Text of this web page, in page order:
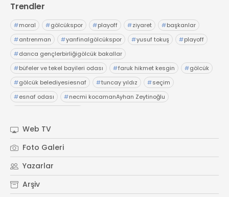
Trendler
#moral #gölcükspor #playoff #ziyaret #başkanlar
#antrenman #yarıfinalgölcükspor #yusuf tokuş #playoff
#darıca gençlerbirliğigölcük bakallar
#büfeler ve tekel bayileri odası #faruk hikmet kesgin #gölcük
#gölcük belediyesiesnaf #tuncay yıldız #seçim
#esnaf odası #necmi kocamanAyhan Zeytinoğlu
Web TV
Foto Galeri
Yazarlar
Arşiv